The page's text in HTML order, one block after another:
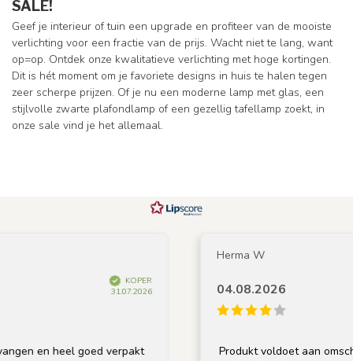
SALE!
Geef je interieur of tuin een upgrade en profiteer van de mooiste
verlichting voor een fractie van de prijs. Wacht niet te lang, want
op=op. Ontdek onze kwalitatieve verlichting met hoge kortingen.
Dit is hét moment om je favoriete designs in huis te halen tegen
zeer scherpe prijzen. Of je nu een moderne lamp met glas, een
stijlvolle zwarte plafondlamp of een gezellig tafellamp zoekt, in
onze sale vind je het allemaal.
KOPER
heel goed verpakt
Herma W
04.08.2026
Produkt voldoet aan omschrijving,